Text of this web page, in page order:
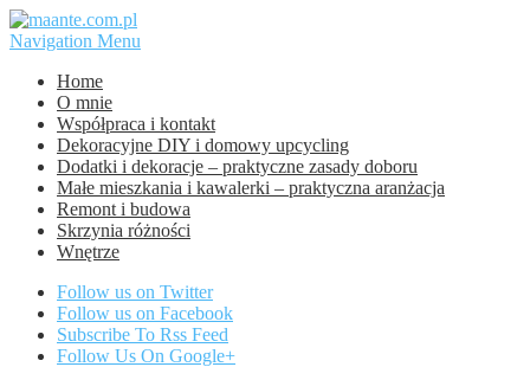
Navigation Menu
Home
O mnie
Współpraca i kontakt
Dekoracyjne DIY i domowy upcycling
Dodatki i dekoracje – praktyczne zasady doboru
Małe mieszkania i kawalerki – praktyczna aranżacja
Remont i budowa
Skrzynia różności
Wnętrze
Follow us on Twitter
Follow us on Facebook
Subscribe To Rss Feed
Follow Us On Google+